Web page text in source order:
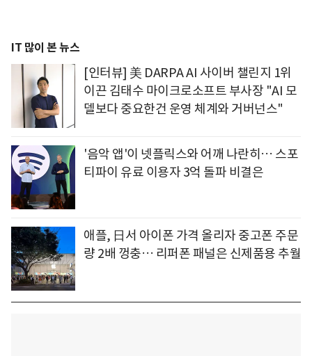
IT 많이 본 뉴스
[인터뷰] 美 DARPA AI 사이버 챌린지 1위
이끈 김태수 마이크로소프트 부사장 "AI 모
델보다 중요한건 운영 체계와 거버넌스"
'음악 앱'이 넷플릭스와 어깨 나란히… 스포
티파이 유료 이용자 3억 돌파 비결은
애플, 日서 아이폰 가격 올리자 중고폰 주문
량 2배 껑충… 리퍼폰 패널은 신제품용 추월